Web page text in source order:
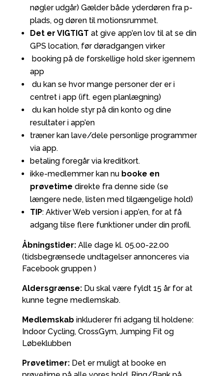
nøgler udgår) Gælder både yderdøren fra p-
plads, og døren til motionsrummet.
Det er VIGTIGT at give app’en lov til at se din
GPS location, før døradgangen virker
booking på de forskellige hold sker igennem
app
du kan se hvor mange personer der er i
centret i app (ift. egen planlægning)
du kan holde styr på din konto og dine
resultater i app’en
træner kan lave/dele personlige programmer
via app.
betaling foregår via kreditkort.
ikke-medlemmer kan nu booke en
prøvetime direkte fra denne side (se
længere nede, listen med tilgængelige hold)
TIP: Aktiver Web version i app’en, for at få
adgang tilse flere funktioner under din profil.
Åbningstider: Alle dage kl. 05.00-22.00
(tidsbegrænsede undtagelser annonceres via
Facebook gruppen )
Aldersgrænse: Du skal være fyldt 15 år for at
kunne tegne medlemskab.
Medlemskab inkluderer fri adgang til holdene:
Indoor Cycling, CrossGym, Jumping Fit og
Løbeklubben
Prøvetimer: Det er muligt at booke en